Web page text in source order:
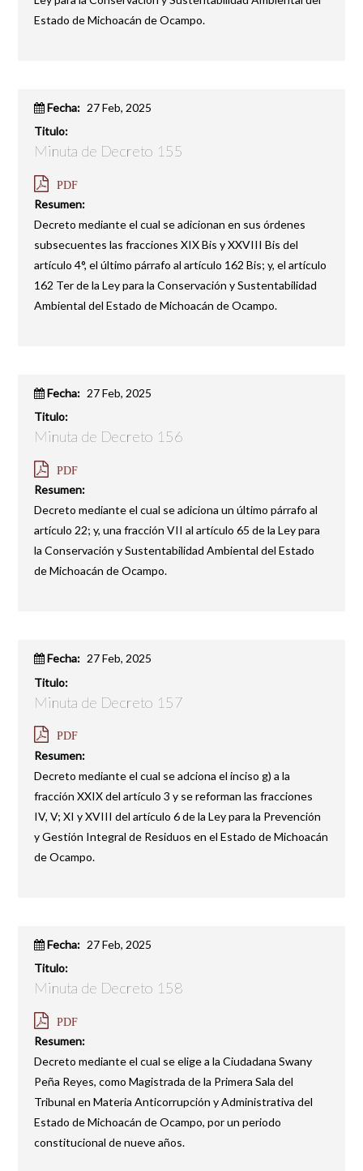
Estado de Michoacán de Ocampo.
Fecha: 27 Feb, 2025
Titulo:
Minuta de Decreto 155
PDF
Resumen:
Decreto mediante el cual se adicionan en sus órdenes
subsecuentes las fracciones XIX Bis y XXVIII Bis del
artículo 4°, el último párrafo al artículo 162 Bis; y, el artículo
162 Ter de la Ley para la Conservación y Sustentabilidad
Ambiental del Estado de Michoacán de Ocampo.
Fecha: 27 Feb, 2025
Titulo:
Minuta de Decreto 156
PDF
Resumen:
Decreto mediante el cual se adiciona un último párrafo al
artículo 22; y, una fracción VII al artículo 65 de la Ley para
la Conservación y Sustentabilidad Ambiental del Estado
de Michoacán de Ocampo.
Fecha: 27 Feb, 2025
Titulo:
Minuta de Decreto 157
PDF
Resumen:
Decreto mediante el cual se adciona el inciso g) a la
fracción XXIX del artículo 3 y se reforman las fracciones
IV, V; XI y XVIII del artículo 6 de la Ley para la Prevención
y Gestión Integral de Residuos en el Estado de Michoacán
de Ocampo.
Fecha: 27 Feb, 2025
Titulo:
Minuta de Decreto 158
PDF
Resumen:
Decreto mediante el cual se elige a la Ciudadana Swany
Peña Reyes, como Magistrada de la Primera Sala del
Tribunal en Materia Anticorrupción y Administrativa del
Estado de Michoacán de Ocampo, por un periodo
constitucional de nueve años.